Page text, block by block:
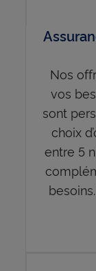
Nos
vos
sont
choix
entre 5